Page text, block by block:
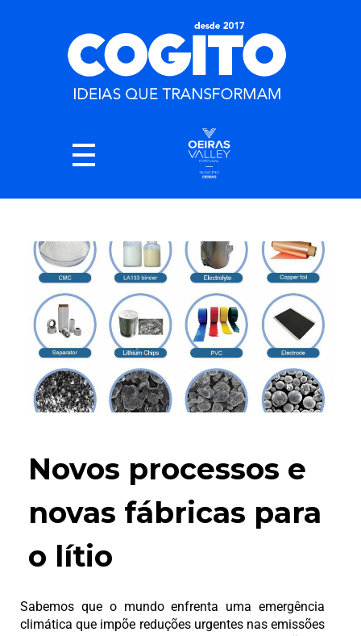
Novos processos e
novas fábricas para
o lítio
Sabemos que o mundo enfrenta uma emergência
climática que impõe reduções urgentes nas emissões